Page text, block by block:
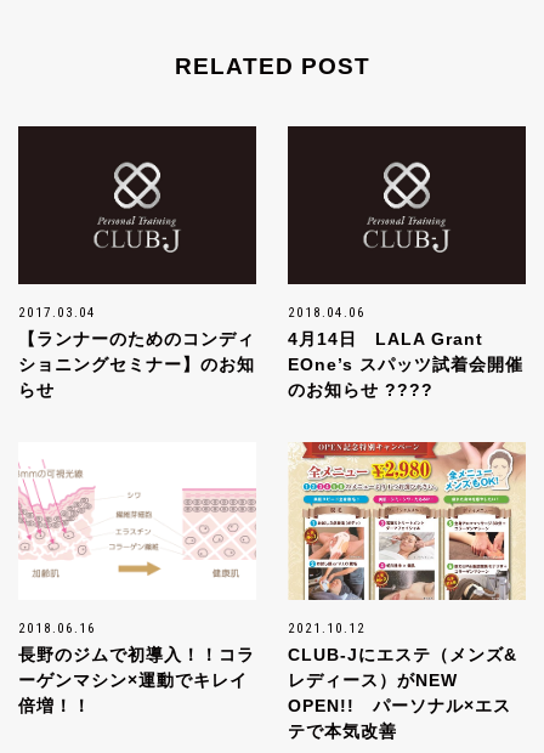
RELATED POST
2017.03.04
【ランナーのためのコンディ
ショニングセミナー】のお知
らせ
2018.04.06
4月14日 LALA Grant
EOne’s スパッツ試着会開催
のお知らせ ????
2018.06.16
長野のジムで初導入！！コラ
ーゲンマシン×運動でキレイ
倍増！！
2021.10.12
CLUB-Jにエステ（メンズ&
レディース）がNEW
OPEN!! パーソナル×エス
テで本気改善